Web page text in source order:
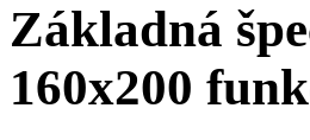
Základná
160x200